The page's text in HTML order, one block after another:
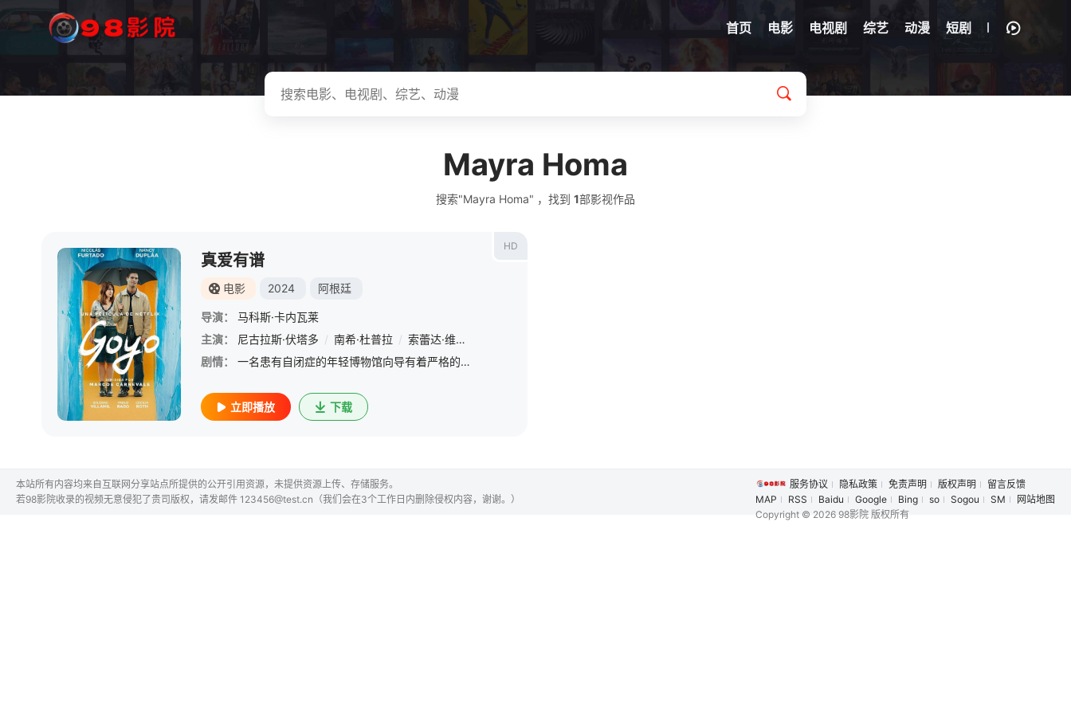
首页 电影 电视剧 综艺 动漫 短剧
Mayra Homa
搜索"Mayra Homa" ，找到 1部影视作品
HD
真爱有谱
电影 2024 阿根廷
导演：
马科斯·卡内瓦莱
主演：
尼古拉斯·伏塔多 / 南希·杜普拉 / 索蕾达·维拉米尔
剧情：
一名患有自闭症的年轻博物馆向导有着严格的日常作息，但在爱上一位同事后，他必须面对一系列从未有过的强烈情绪
立即播放 下载
服务协议 隐私政策 免责声明 版权声明
留言反馈
MAP
RSS Baidu Google Bing so Sogou SM
网站地图
Copyright © 2026 98影院 版权所有
本站所有内容均来自互联网分享站点所提供的公开引用资源，未提供资源上传、存储服务。
若98影院收录的视频无意侵犯了贵司版权，请发邮件 123456@test.cn（我们会在3个工作日内删除侵权内容，谢谢。）